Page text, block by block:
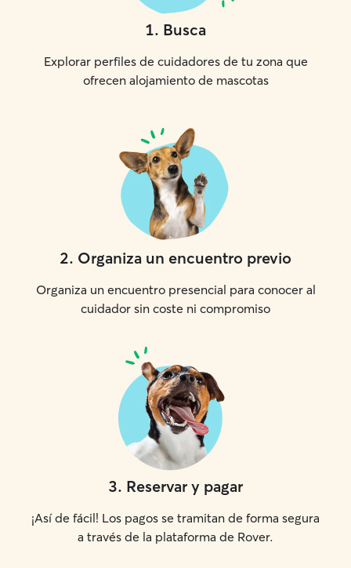
1. Busca
Explorar perfiles de cuidadores de tu zona que
ofrecen alojamiento de mascotas
2. Organiza un encuentro previo
Organiza un encuentro presencial para conocer al
cuidador sin coste ni compromiso
3. Reservar y pagar
¡Así de fácil! Los pagos se tramitan de forma segura
a través de la plataforma de Rover.